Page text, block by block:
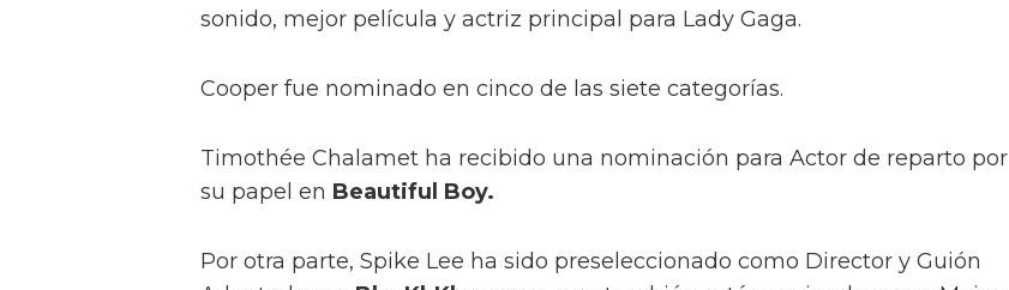
sonido, mejor película y actriz principal para Lady Gaga.
Cooper fue nominado en cinco de las siete categorías.
Timothée Chalamet ha recibido una nominación para Actor de reparto por
su papel en Beautiful Boy.
Por otra parte, Spike Lee ha sido preseleccionado como Director y Guión